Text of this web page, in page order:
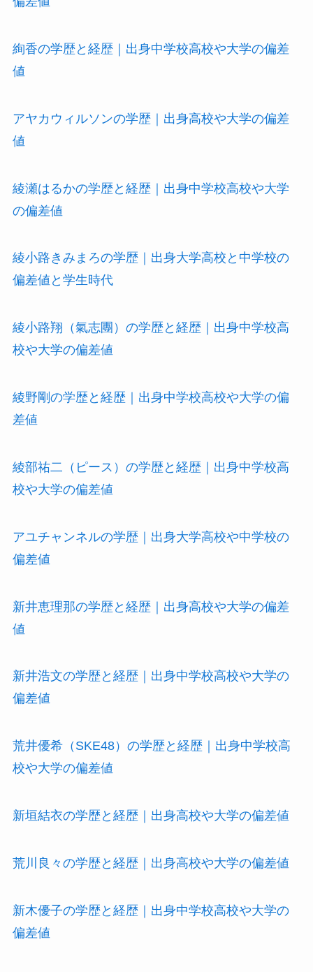
絢香の学歴と経歴｜出身中学校高校や大学の偏差
値
アヤカウィルソンの学歴｜出身高校や大学の偏差
値
綾瀬はるかの学歴と経歴｜出身中学校高校や大学
の偏差値
綾小路きみまろの学歴｜出身大学高校と中学校の
偏差値と学生時代
綾小路翔（氣志團）の学歴と経歴｜出身中学校高
校や大学の偏差値
綾野剛の学歴と経歴｜出身中学校高校や大学の偏
差値
綾部祐二（ピース）の学歴と経歴｜出身中学校高
校や大学の偏差値
アユチャンネルの学歴｜出身大学高校や中学校の
偏差値
新井恵理那の学歴と経歴｜出身高校や大学の偏差
値
新井浩文の学歴と経歴｜出身中学校高校や大学の
偏差値
荒井優希（SKE48）の学歴と経歴｜出身中学校高
校や大学の偏差値
新垣結衣の学歴と経歴｜出身高校や大学の偏差値
荒川良々の学歴と経歴｜出身高校や大学の偏差値
新木優子の学歴と経歴｜出身中学校高校や大学の
偏差値